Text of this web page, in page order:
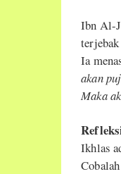
Ibn Al-
terjebak
Ia
akan
Maka
Ikhlas